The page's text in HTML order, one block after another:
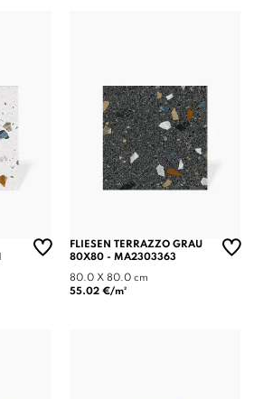
FLIESEN TERRAZZO GRAU
80X80 - MA2303363
80.0 X 80.0 cm
55.02 €/m²